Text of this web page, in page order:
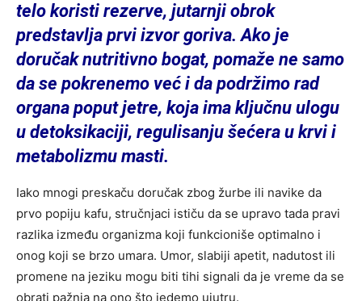
telo koristi rezerve, jutarnji obrok
predstavlja prvi izvor goriva. Ako je
doručak nutritivno bogat, pomaže ne samo
da se pokrenemo već i da podržimo rad
organa poput jetre, koja ima ključnu ulogu
u detoksikaciji, regulisanju šećera u krvi i
metabolizmu masti.
Iako mnogi preskaču doručak zbog žurbe ili navike da
prvo popiju kafu, stručnjaci ističu da se upravo tada pravi
razlika između organizma koji funkcioniše optimalno i
onog koji se brzo umara. Umor, slabiji apetit, nadutost ili
promene na jeziku mogu biti tihi signali da je vreme da se
obrati pažnja na ono što jedemo ujutru.